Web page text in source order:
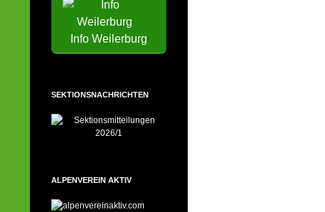
Info Weilerburg
SEKTIONSNACHRICHTEN
ALPENVEREIN AKTIV